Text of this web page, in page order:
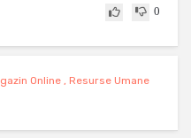
0
Online , Resurse Umane